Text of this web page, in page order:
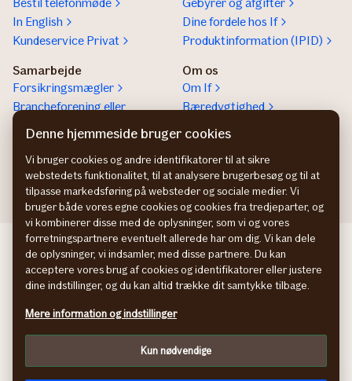
In English
Kundeservice Privat
Dine fordele hos If
Produktinformation (IPID)
Samarbejde
Forsikringsmægler
Brancheforening eller
organisation
If vejhjælp Europa
Bliv partner
Om os
Om If
Bæredygtighed
If företagsförsäkring SE
If yritysvakuutus FI
If bedriftsforsikring NO
Cookies
Tilpas
In English
facebook
Denne hjemmeside bruger cookies
Vi bruger cookies og andre identifikatorer til at sikre
webstedets funktionalitet, til at analysere brugerbesøg og til at
tilpasse markedsføring på websteder og sociale medier. Vi
bruger både vores egne cookies og cookies fra tredjeparter, og
vi kombinerer disse med de oplysninger, som vi og vores
forretningspartnere eventuelt allerede har om dig. Vi kan dele
de oplysninger, vi indsamler, med disse partnere. Du kan
acceptere vores brug af cookies og identifikatorer eller justere
dine indstillinger, og du kan altid trække dit samtykke tilbage.
Mere information og indstillinger
Kun nødvendige